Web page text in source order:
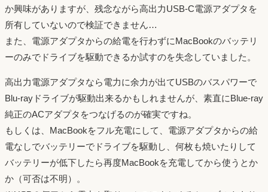
か興味がありますが、残念ながら高出力USB-C電源アダプタを
所有していないので検証できません…
また、電源アダプタからの給電を行わずにMacBookのバッテリ
ーのみでドライブを駆動できるか試すのを失念していました。
高出力電源アダプタなら電力に余力が出てUSBのバスパワーで
Blu-rayドライブが駆動出来るかもしれませんが、素直にBlue-ray
純正のACアダプタをつなげるのが確実ですね。
もしくは、MacBookをフル充電にして、電源アダプタからの給
電なしでバッテリーでドライブを駆動し、何枚も焼いたりして
バッテリーが低下したら再度MacBookを充電してから使うとか
か（可否は不明）。